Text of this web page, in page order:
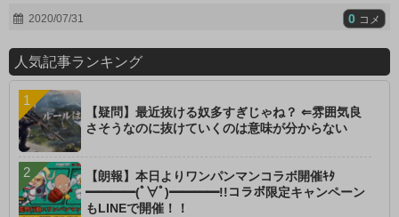
2020/07/31 0 コメ
人気記事ランキング
【疑問】最近抜ける奴多すぎじゃね？ ⇐雰囲気良
さそうなのに抜けていくのは意味が分からない
【朗報】本日よりワンパンマンコラボ開催ｷﾀ
━━━━(ﾟ∀ﾟ)━━━━!!コラボ限定キャンペーン
もLINEで開催！！